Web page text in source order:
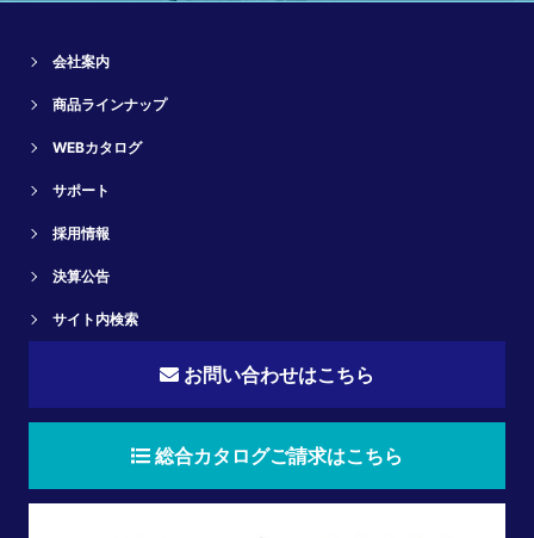
会社案内
商品ラインナップ
WEBカタログ
サポート
採用情報
決算公告
サイト内検索
お問い合わせはこちら
総合カタログご請求はこちら